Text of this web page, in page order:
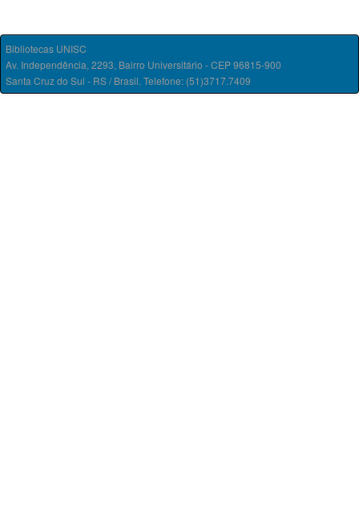
Bibliotecas UNISC
Av. Independência, 2293, Bairro Universitário - CEP 96815-900
Santa Cruz do Sul - RS / Brasil. Telefone: (51)3717.7409